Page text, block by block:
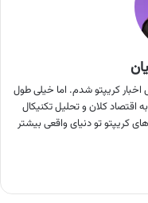
اخبار کریپتو شدم. اما خیلی طول
کلان و تحلیل تکنیکال
کریپتو تو دنیای واقعی بیشتر